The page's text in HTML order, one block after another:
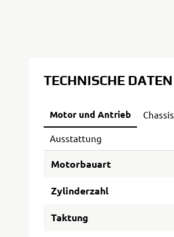
TECHNISCHE DATEN
Motor und Antrieb Chassis
Ausstattung
Motorbauart
Zylinderzahl
Taktung